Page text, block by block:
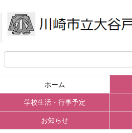
ホーム
学校生活・行事予定
お知らせ